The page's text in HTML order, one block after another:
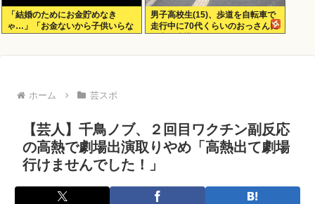
「結婚のためにお金貯めなき
ゃ…」「お金ないから子供いらな
男子高校生(15)、歩道を自転車で
走行中に70代くらいのおっさんに
ホーム 芸スポ
【芸人】千鳥ノブ、２回目ワクチン副反応
の高熱で劇場出演取りやめ「高熱出て劇場
行けませんでした！」